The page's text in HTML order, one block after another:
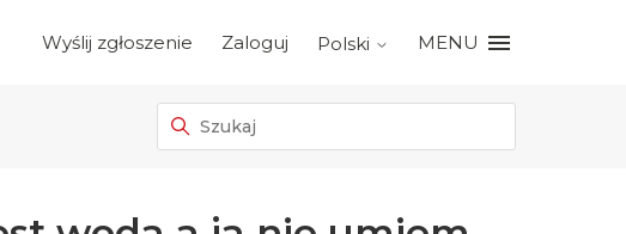
Wyślij zgłoszenie Zaloguj Polski MENU